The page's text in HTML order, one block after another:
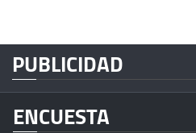
PUBLICIDAD
ENCUESTA